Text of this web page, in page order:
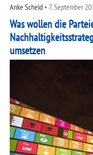
Anke Scheid • 7. September
Was wollen die
umsetzen